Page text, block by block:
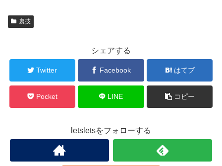
裏技
シェアする
Twitter Facebook はてブ
Pocket LINE コピー
letsletsをフォローする